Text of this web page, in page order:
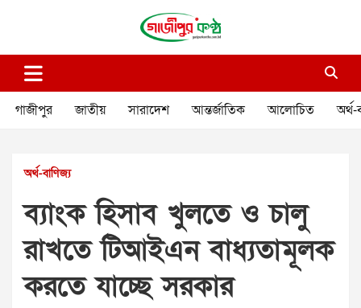
গাজীপুর কণ্ঠ
গাজীপুর জাতীয় সারাদেশ আন্তর্জাতিক আলোচিত অর্থ-
অর্থ-বাণিজ্য
ব্যাংক হিসাব খুলতে ও চালু
রাখতে টিআইএন বাধ্যতামূলক
করতে যাচ্ছে সরকার